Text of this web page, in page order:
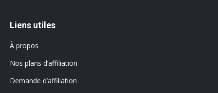
Liens utiles
À propos
Nos plans d’affiliation
Demande d’affiliation